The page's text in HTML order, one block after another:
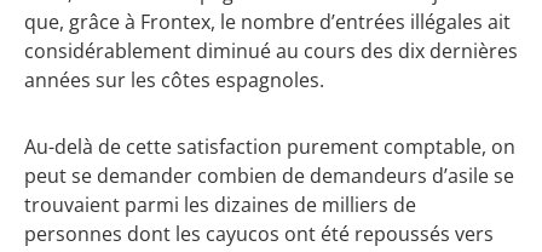
que, grâce à Frontex, le nombre d’entrées illégales ait
considérablement diminué au cours des dix dernières
années sur les côtes espagnoles.
Au-delà de cette satisfaction purement comptable, on
peut se demander combien de demandeurs d’asile se
trouvaient parmi les dizaines de milliers de
personnes dont les cayucos ont été repoussés vers